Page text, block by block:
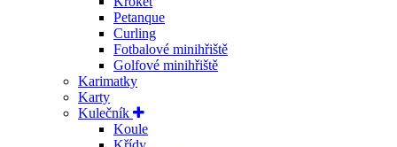
Petanque
Curling
Fotbalové minihřiště
Golfové minihřiště
Karimatky
Karty
Kulečník
Koule